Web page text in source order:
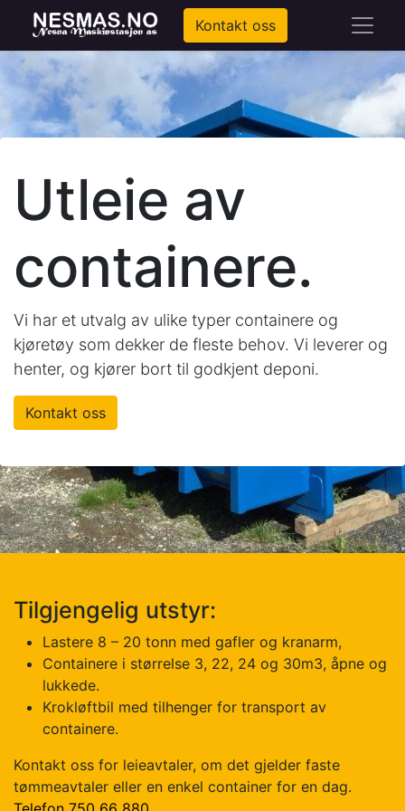
Kontakt oss
Utleie av
containere.
Vi har et utvalg av ulike typer containere og
kjøretøy som dekker de fleste behov. Vi leverer og
henter, og kjører bort til godkjent deponi.
Kontakt oss
Tilgjengelig utstyr:
Lastere 8 – 20 tonn med gafler og kranarm,
Containere i størrelse 3, 22, 24 og 30m3, åpne og
lukkede.
Krokløftbil med tilhenger for transport av
containere.
Kontakt oss for leieavtaler, om det gjelder faste
tømmeavtaler eller en enkel container for en dag.